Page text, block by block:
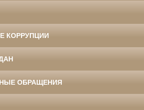
КОРРУПЦИИ
ОБРАЩЕНИЯ